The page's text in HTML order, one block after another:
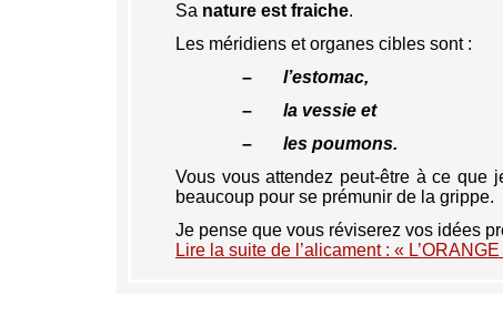
Sa nature est fraiche.
Les méridiens et organes cibles sont :
– l’estomac,
– la vessie et
– les poumons.
Vous vous attendez peut-être à ce que
beaucoup pour se prémunir de la grippe.
Je pense que vous réviserez vos idées
Lire la suite de l’alicament : « L’ORANGE